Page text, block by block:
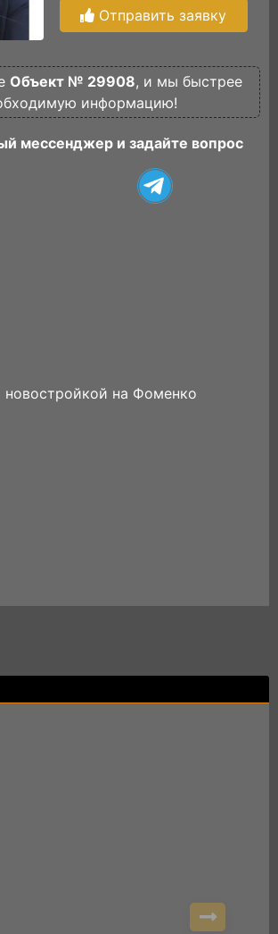
Отправить заявку
Объект № 29908, и мы быстрее
информацию!
мессенджер и задайте вопрос
на Фоменко